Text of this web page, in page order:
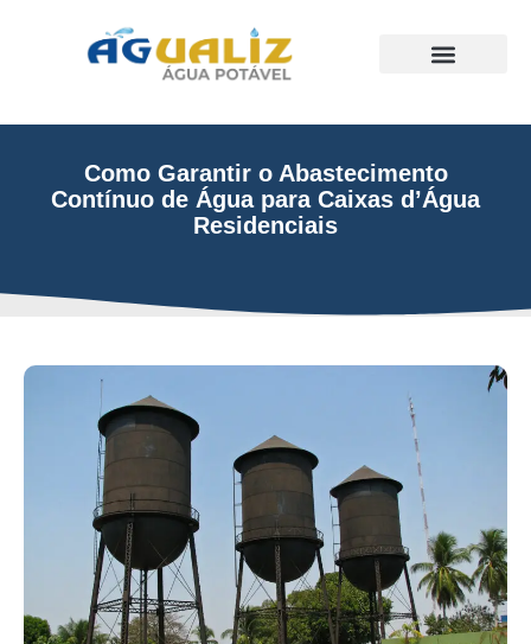
Como Garantir o Abastecimento
Contínuo de Água para Caixas d’Água
Residenciais